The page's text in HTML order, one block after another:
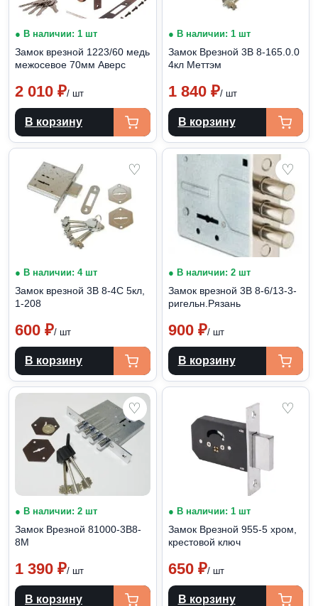
● В наличии: 1 шт
Замок врезной 1223/60 медь
межосевое 70мм Аверс
2 010 ₽/ шт
В корзину
● В наличии: 1 шт
Замок Врезной 3В 8-165.0.0
4кл Меттэм
1 840 ₽/ шт
В корзину
♡
● В наличии: 4 шт
Замок врезной 3В 8-4С 5кл,
1-208
600 ₽/ шт
В корзину
♡
● В наличии: 2 шт
Замок врезной 3В 8-6/13-3-
ригельн.Рязань
900 ₽/ шт
В корзину
♡
● В наличии: 2 шт
Замок Врезной 81000-3В8-
8М
1 390 ₽/ шт
В корзину
♡
● В наличии: 1 шт
Замок Врезной 955-5 хром,
крестовой ключ
650 ₽/ шт
В корзину